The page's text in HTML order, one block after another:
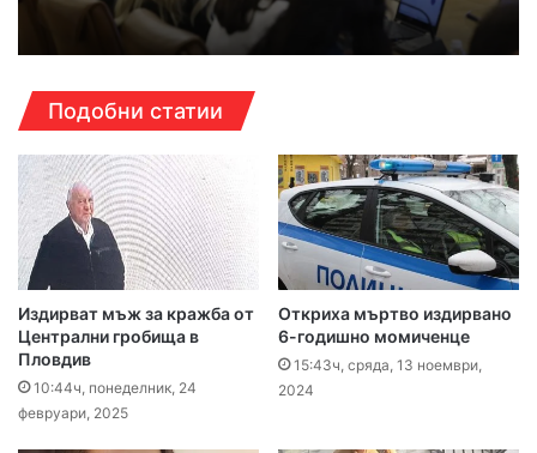
Подобни статии
Издирват мъж за кражба от
Централни гробища в
Пловдив
10:44ч, понеделник, 24
февруари, 2025
Откриха мъртво издирвано
6-годишно момиченце
15:43ч, сряда, 13 ноември,
2024